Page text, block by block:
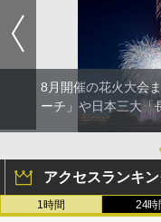
8月開催の花火大会
ーチ」や日本三大「
アクセスランキ
1時間 24時